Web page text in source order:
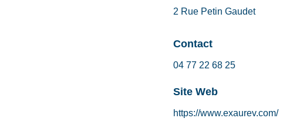
2 Rue Petin Gaudet
Contact
04 77 22 68 25
Site Web
https://www.exaurev.com/